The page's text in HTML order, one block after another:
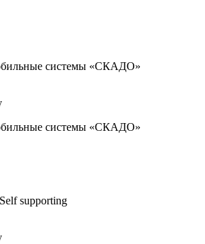
системы «СКАДО»
системы «СКАДО»
supporting